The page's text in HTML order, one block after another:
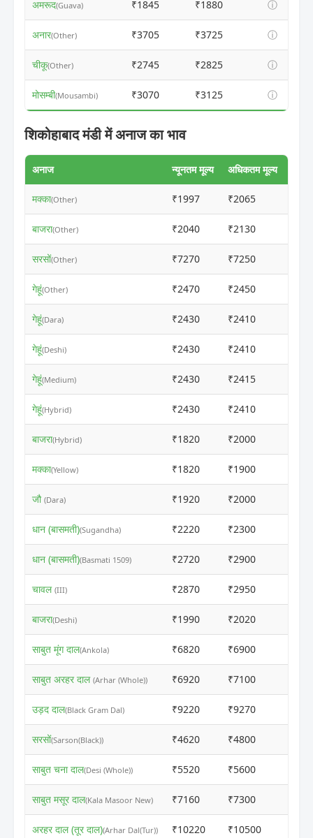
अमरूद(Guava) ₹1845 ₹1880 ⓘ
अनार(Other) ₹3705 ₹3725 ⓘ
चीकू(Other) ₹2745 ₹2825 ⓘ
मोसम्बी(Mousambi) ₹3070 ₹3125 ⓘ
शिकोहाबाद मंडी में अनाज का भाव
अनाज न्यूनतम मूल्य अधिकतम मूल्य
मक्का(Other) ₹1997 ₹2065
बाजरा(Other) ₹2040 ₹2130
सरसों(Other) ₹7270 ₹7250
गेहूं(Other) ₹2470 ₹2450
गेहूं(Dara) ₹2430 ₹2410
गेहूं(Deshi) ₹2430 ₹2410
गेहूं(Medium) ₹2430 ₹2415
गेहूं(Hybrid) ₹2430 ₹2410
बाजरा(Hybrid) ₹1820 ₹2000
मक्का(Yellow) ₹1820 ₹1900
जौ (Dara) ₹1920 ₹2000
धान (बासमती)(Sugandha) ₹2220 ₹2300
धान (बासमती)(Basmati 1509) ₹2720 ₹2900
चावल (III) ₹2870 ₹2950
बाजरा(Deshi) ₹1990 ₹2020
साबुत मूंग दाल(Ankola) ₹6820 ₹6900
साबुत अरहर दाल (Arhar (Whole)) ₹6920 ₹7100
उड़द दाल(Black Gram Dal) ₹9220 ₹9270
सरसों(Sarson(Black)) ₹4620 ₹4800
साबुत चना दाल(Desi (Whole)) ₹5520 ₹5600
साबुत मसूर दाल(Kala Masoor New) ₹7160 ₹7300
अरहर दाल (तूर दाल)(Arhar Dal(Tur)) ₹10220 ₹10500